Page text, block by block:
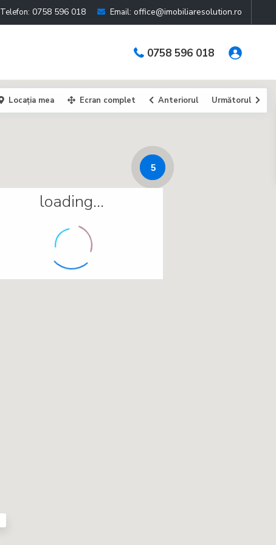
Telefon: 0758 596 018 Email: office@imobiliaresolution.ro
0758 596 018
5
loading...
Locația mea Ecran complet Anteriorul Următorul